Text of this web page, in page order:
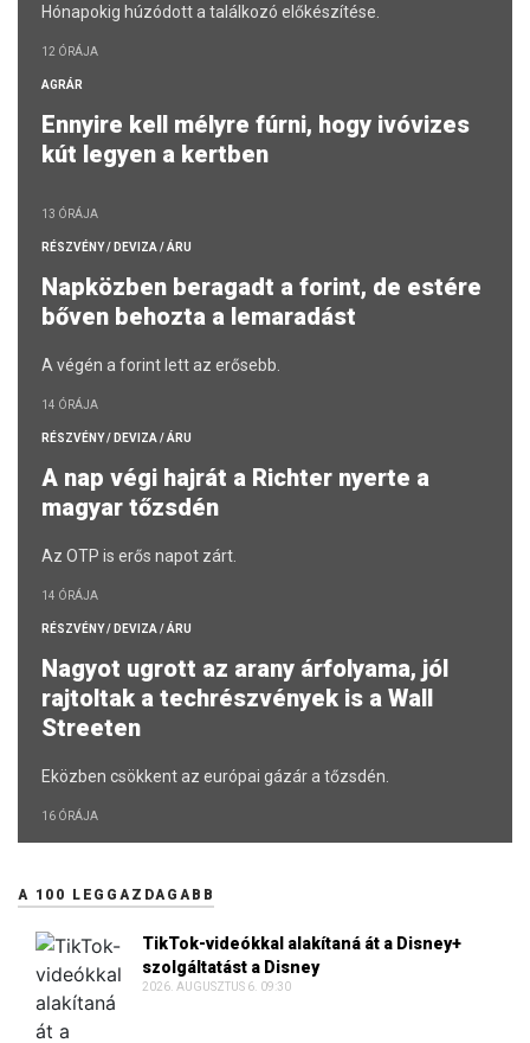
Hónapokig húzódott a találkozó előkészítése.
12 ÓRÁJA
AGRÁR
Ennyire kell mélyre fúrni, hogy ivóvizes
kút legyen a kertben
13 ÓRÁJA
RÉSZVÉNY / DEVIZA / ÁRU
Napközben beragadt a forint, de estére
bőven behozta a lemaradást
A végén a forint lett az erősebb.
14 ÓRÁJA
RÉSZVÉNY / DEVIZA / ÁRU
A nap végi hajrát a Richter nyerte a
magyar tőzsdén
Az OTP is erős napot zárt.
14 ÓRÁJA
RÉSZVÉNY / DEVIZA / ÁRU
Nagyot ugrott az arany árfolyama, jól
rajtoltak a techrészvények is a Wall
Streeten
Eközben csökkent az európai gázár a tőzsdén.
16 ÓRÁJA
A 100 LEGGAZDAGABB
TikTok-videókkal alakítaná át a Disney+
szolgáltatást a Disney
2026. AUGUSZTUS 6. 09:30